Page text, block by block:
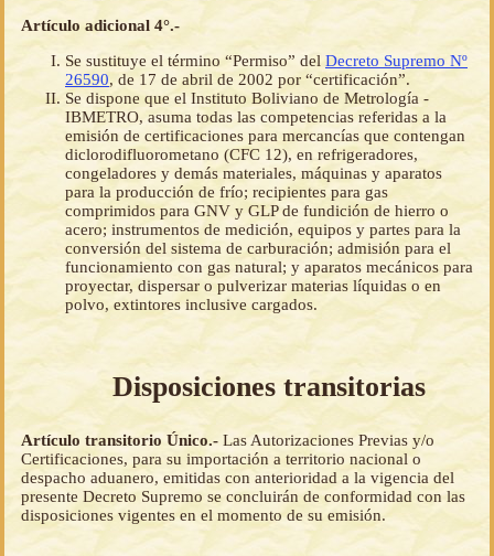
Artículo adicional 4°.-
Se sustituye el término “Permiso” del Decreto Supremo Nº
26590, de 17 de abril de 2002 por “certificación”.
Se dispone que el Instituto Boliviano de Metrología -
IBMETRO, asuma todas las competencias referidas a la
emisión de certificaciones para mercancías que contengan
diclorodifluorometano (CFC 12), en refrigeradores,
congeladores y demás materiales, máquinas y aparatos
para la producción de frío; recipientes para gas
comprimidos para GNV y GLP de fundición de hierro o
acero; instrumentos de medición, equipos y partes para la
conversión del sistema de carburación; admisión para el
funcionamiento con gas natural; y aparatos mecánicos para
proyectar, dispersar o pulverizar materias líquidas o en
polvo, extintores inclusive cargados.
Disposiciones transitorias
Artículo transitorio Único.- Las Autorizaciones Previas y/o
Certificaciones, para su importación a territorio nacional o
despacho aduanero, emitidas con anterioridad a la vigencia del
presente Decreto Supremo se concluirán de conformidad con las
disposiciones vigentes en el momento de su emisión.